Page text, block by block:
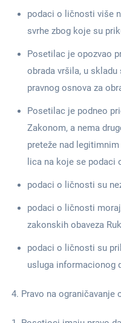
podaci o ličnosti više
svrhe zbog koje su
Posetilac je opozvao
obrada vršila, u
pravnog osnova za
Posetilac je podneo
Zakonom, a nema
preteže nad
lica na koje se podaci
podaci o ličnosti su
podaci o ličnosti
zakonskih obaveza
podaci o ličnosti su
usluga informacionog
Pravo na ograničavanje